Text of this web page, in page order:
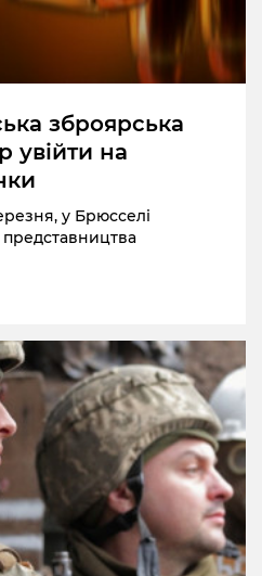
зброярська
увійти на
у Брюсселі